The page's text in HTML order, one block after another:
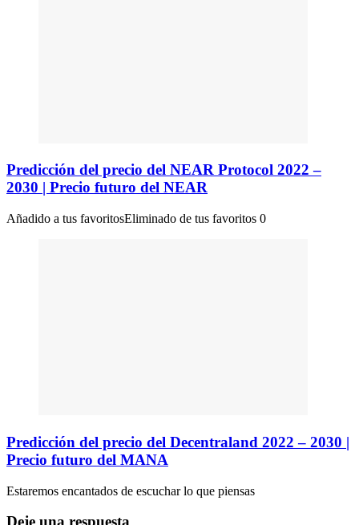
Predicción del precio del NEAR Protocol 2022 –
2030 | Precio futuro del NEAR
Añadido a tus favoritosEliminado de tus favoritos 0
Predicción del precio del Decentraland 2022 – 2030 |
Precio futuro del MANA
Estaremos encantados de escuchar lo que piensas
Deje una respuesta